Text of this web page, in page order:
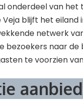
onderdeel van het
blijft het eiland
netwerk
bezoekers naar
te voorzien